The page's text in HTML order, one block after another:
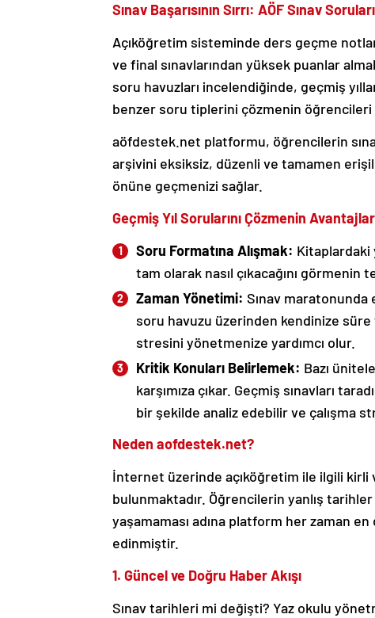
Sınav Başarısının Sırrı: AÖF Sınav Soruları
Açıköğretim sisteminde ders geçme
ve final sınavlarından yüksek puanlar
soru havuzları incelendiğinde, geçmiş
benzer soru tiplerini çözmenin öğrencileri
aöfdestek.net platformu, öğrencilerin
arşivini eksiksiz, düzenli ve tamamen
önüne geçmenizi sağlar.
Geçmiş Yıl Sorularını Çözmenin
Soru Formatına Alışmak: Kitaplardaki
tam olarak nasıl çıkacağını
Zaman Yönetimi: Sınav
soru havuzu üzerinden kendinize
stresini yönetmenize yardımcı olur.
Kritik Konuları Belirlemek: Bazı
karşımıza çıkar. Geçmiş sınavları
bir şekilde analiz edebilir ve çalışma
Neden aofdestek.net?
İnternet üzerinde açıköğretim ile ilgili
bulunmaktadır. Öğrencilerin yanlış
yaşamaması adına platform her zaman
edinmiştir.
1. Güncel ve Doğru Haber Akışı
Sınav tarihleri mi değişti? Yaz okulu